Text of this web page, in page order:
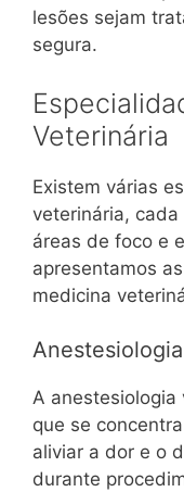
lesões sejam
segura.
Veterinária
Existem várias
veterinária,
áreas de foco e
apresentamos
medicina
A anestesiologia
que se
aliviar a dor e o
durante